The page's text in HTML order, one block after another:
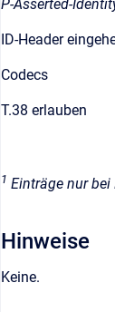
P-Asserted-
ID-Header
Codecs
T.38 erlauben
1 Einträge nur
Hinweise
Keine.